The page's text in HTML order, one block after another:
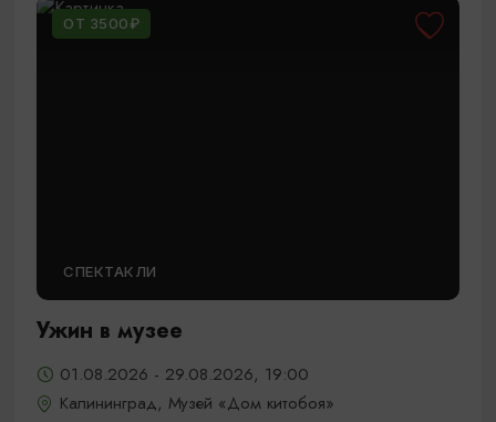
ОТ 3500₽
СПЕКТАКЛИ
Ужин в музее
01.08.2026 - 29.08.2026, 19:00
Калининград, Музей «Дом китобоя»